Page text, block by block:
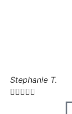
Stephanie T.
